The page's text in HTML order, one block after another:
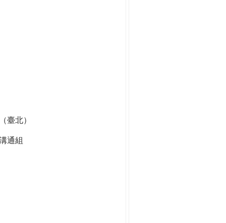
臺北）
通組